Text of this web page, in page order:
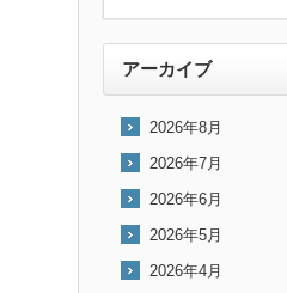
アーカイブ
2026年8月
2026年7月
2026年6月
2026年5月
2026年4月